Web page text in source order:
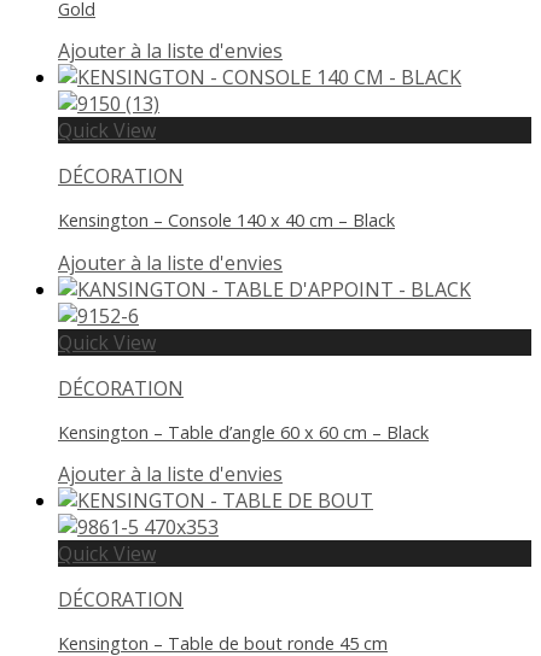
Gold
Ajouter à la liste d'envies
Quick View
DÉCORATION
Kensington – Console 140 x 40 cm – Black
Ajouter à la liste d'envies
Quick View
DÉCORATION
Kensington – Table d’angle 60 x 60 cm – Black
Ajouter à la liste d'envies
Quick View
DÉCORATION
Kensington – Table de bout ronde 45 cm